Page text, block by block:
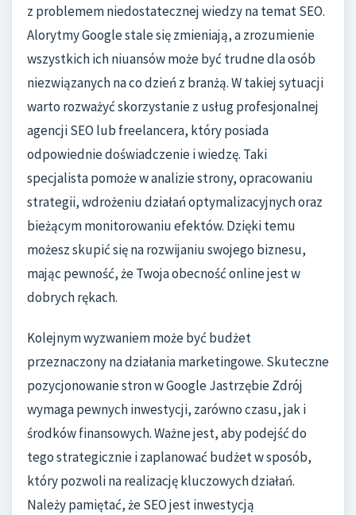
z problemem niedostatecznej wiedzy na temat SEO.
Alorytmy Google stale się zmieniają, a zrozumienie
wszystkich ich niuansów może być trudne dla osób
niezwiązanych na co dzień z branżą. W takiej sytuacji
warto rozważyć skorzystanie z usług profesjonalnej
agencji SEO lub freelancera, który posiada
odpowiednie doświadczenie i wiedzę. Taki
specjalista pomoże w analizie strony, opracowaniu
strategii, wdrożeniu działań optymalizacyjnych oraz
bieżącym monitorowaniu efektów. Dzięki temu
możesz skupić się na rozwijaniu swojego biznesu,
mając pewność, że Twoja obecność online jest w
dobrych rękach.
Kolejnym wyzwaniem może być budżet
przeznaczony na działania marketingowe. Skuteczne
pozycjonowanie stron w Google Jastrzębie Zdrój
wymaga pewnych inwestycji, zarówno czasu, jak i
środków finansowych. Ważne jest, aby podejść do
tego strategicznie i zaplanować budżet w sposób,
który pozwoli na realizację kluczowych działań.
Należy pamiętać, że SEO jest inwestycją